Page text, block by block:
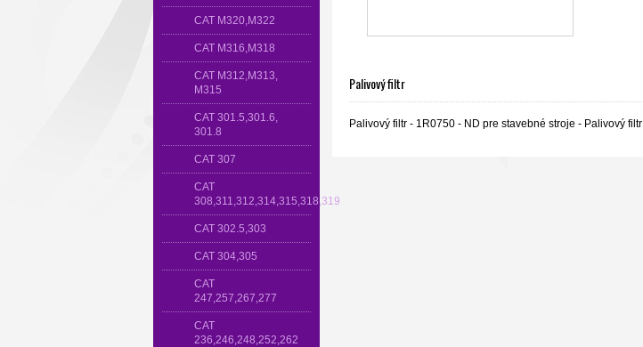
CAT M320,M322
CAT M316,M318
CAT M312,M313,
M315
CAT 301.5,301.6,
301.8
CAT 307
CAT
308,311,312,314,315,318,319
CAT 302.5,303
CAT 304,305
CAT
247,257,267,277
CAT
236,246,248,252,262
Palivový filtr
Palivový filtr - 1R0750 - ND pre stavebné stroje - Palivový filtr